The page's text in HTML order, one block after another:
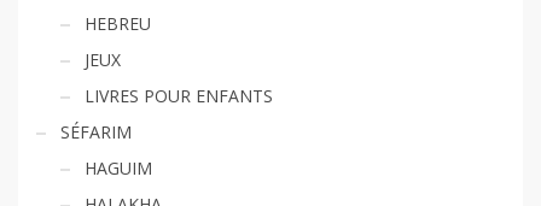
HEBREU
JEUX
LIVRES POUR ENFANTS
SÉFARIM
HAGUIM